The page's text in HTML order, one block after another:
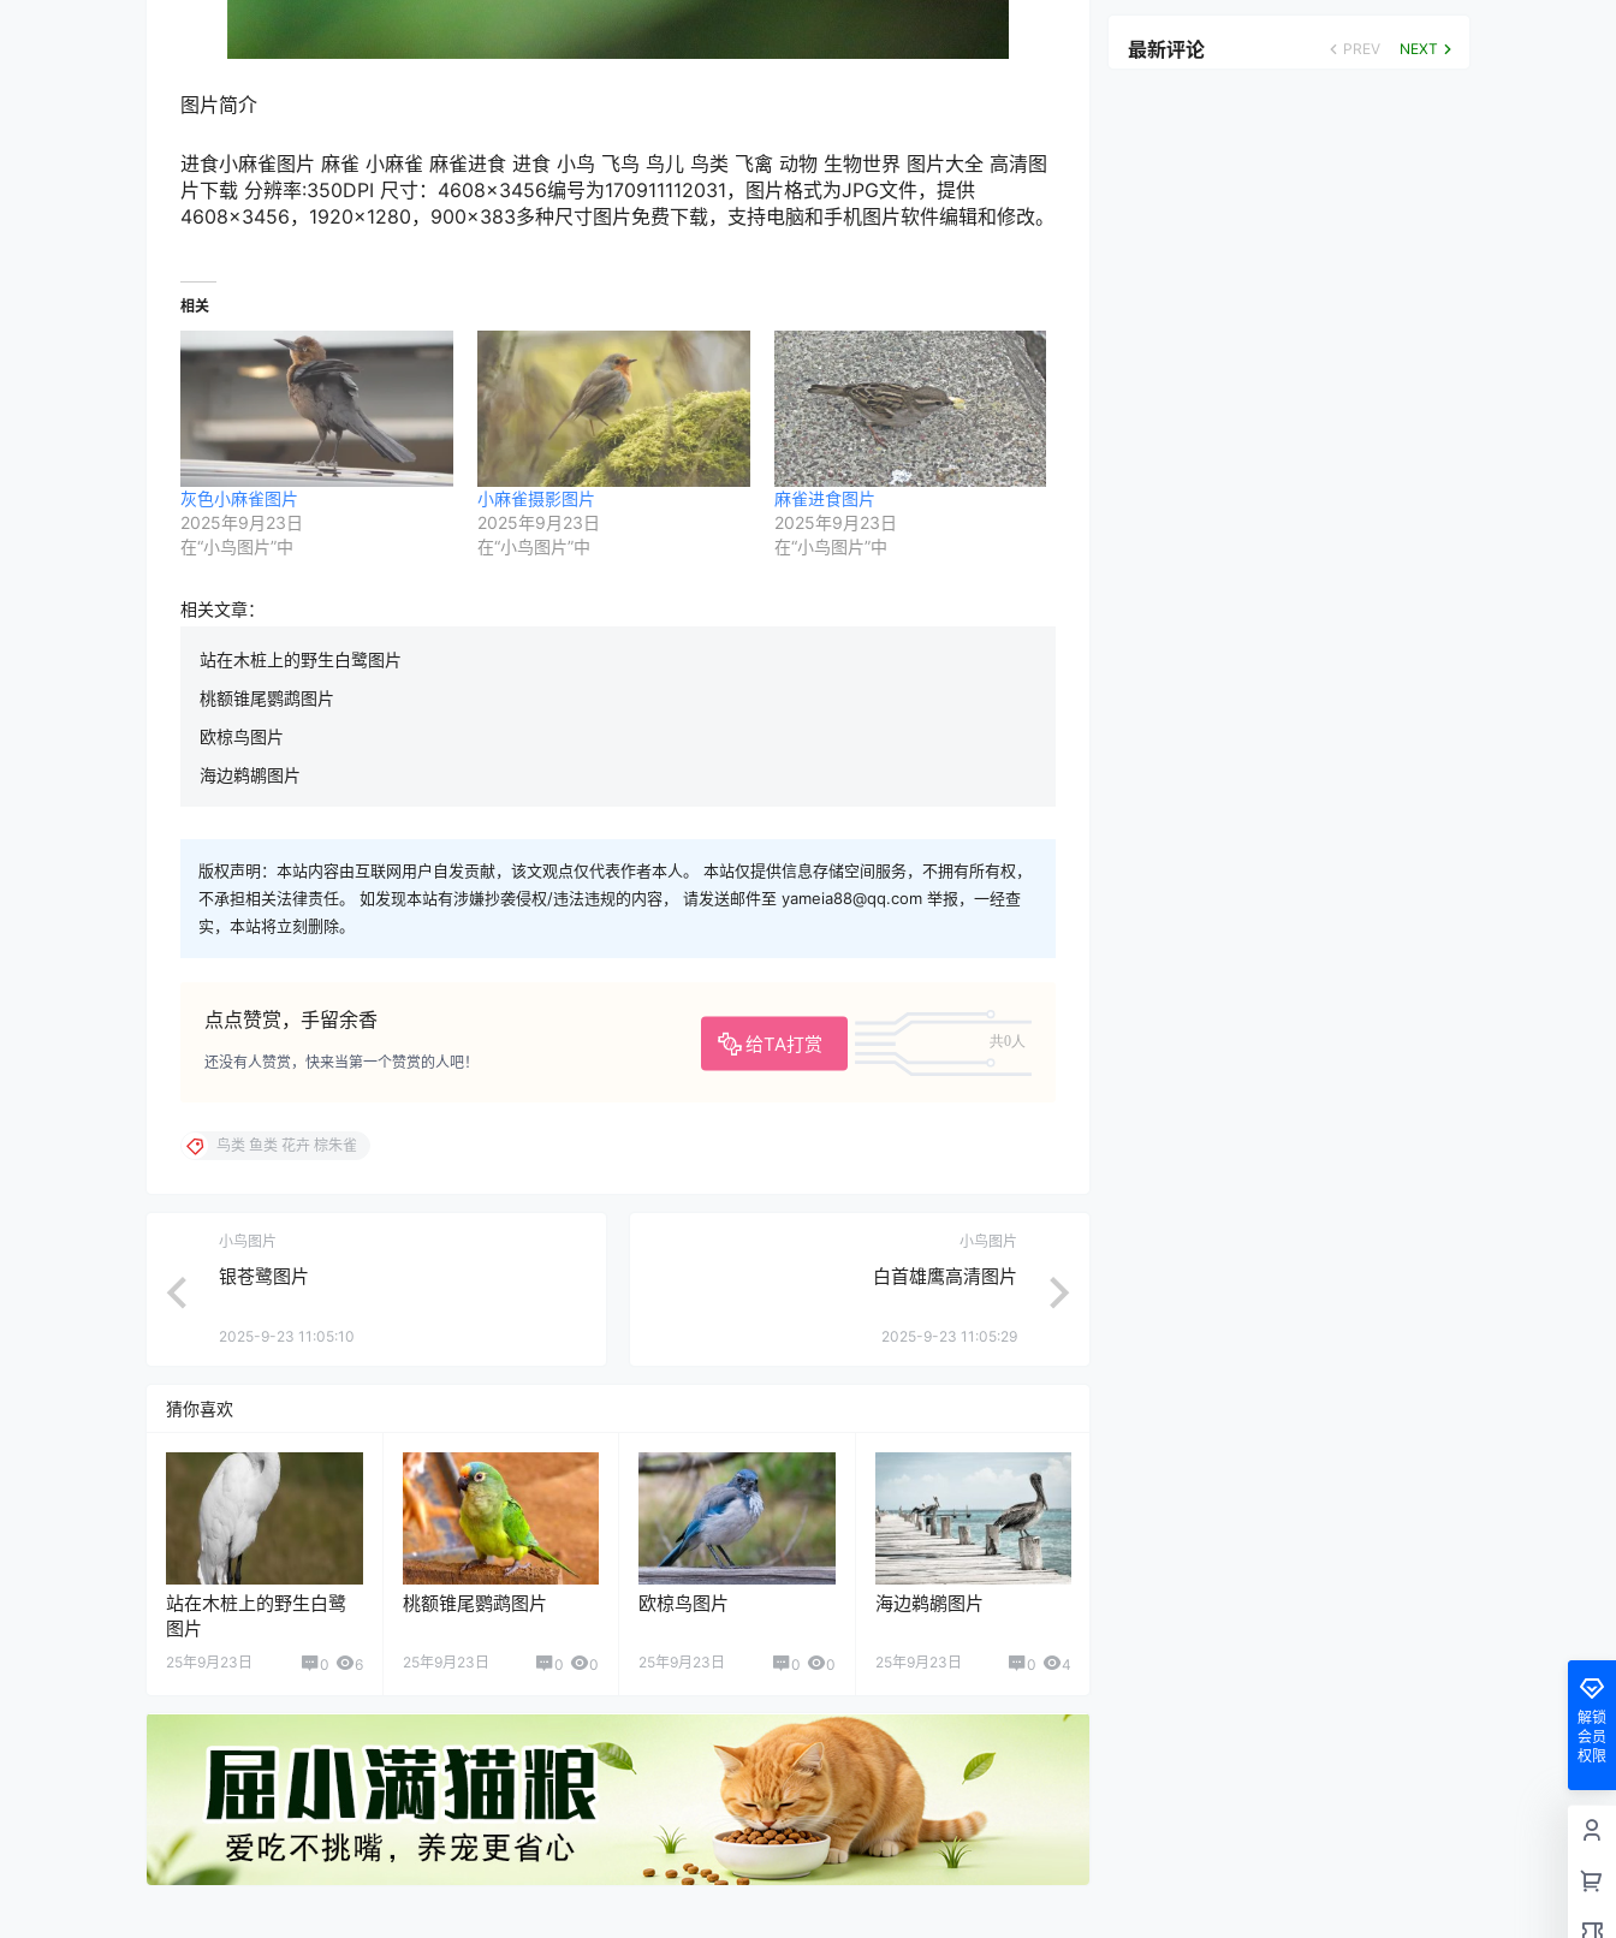
图片简介
进食小麻雀图片 麻雀 小麻雀 麻雀进食 进食 小鸟 飞鸟 鸟儿 鸟类 飞禽 动物 生物世界 图片大全 高清图
片下载 分辨率:350DPI 尺寸：4608×3456编号为170911112031，图片格式为JPG文件，提供
4608×3456，1920×1280，900×383多种尺寸图片免费下载，支持电脑和手机图片软件编辑和修改。
相关
灰色小麻雀图片
2025年9月23日
在“小鸟图片”中
小麻雀摄影图片
2025年9月23日
在“小鸟图片”中
麻雀进食图片
2025年9月23日
在“小鸟图片”中
相关文章：
站在木桩上的野生白鹭图片
桃额锥尾鹦鹉图片
欧椋鸟图片
海边鹈鹕图片
版权声明：本站内容由互联网用户自发贡献，该文观点仅代表作者本人。 本站仅提供信息存储空间服务，不拥有所有权，
不承担相关法律责任。 如发现本站有涉嫌抄袭侵权/违法违规的内容， 请发送邮件至 yameia88@qq.com 举报，一经查
实，本站将立刻删除。
点点赞赏，手留余香
给TA打赏 共0人
还没有人赞赏，快来当第一个赞赏的人吧！
鸟类 鱼类 花卉 棕朱雀
小鸟图片
银苍鹭图片
2025-9-23 11:05:10
小鸟图片
白首雄鹰高清图片
2025-9-23 11:05:29
猜你喜欢
站在木桩上的野生白鹭
图片
25年9月23日 0 6
桃额锥尾鹦鹉图片
25年9月23日 0 0
欧椋鸟图片
25年9月23日 0 0
海边鹈鹕图片
25年9月23日 0 4
最新评论 PREV NEXT
解锁
会员
权限